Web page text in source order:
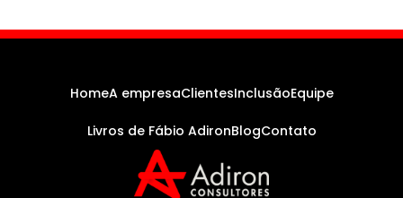
HomeA empresaClientesInclusãoEquipe
Livros de Fábio AdironBlogContato